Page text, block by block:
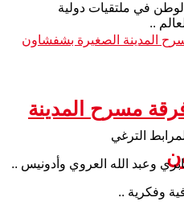
مسرح المدينة
في ملتقيات دولية
..
الترغي
وعبد الله العروي وأدونيس ..
وفكرية ..